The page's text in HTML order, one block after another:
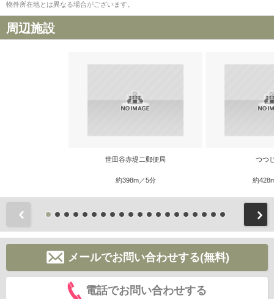
物件所在地とは異なる場合がございます。
周辺施設
世田谷赤堤二郵便局
約398m／5分
つつ
約
メールでお問い合わせする(無料)
電話でお問い合わせする